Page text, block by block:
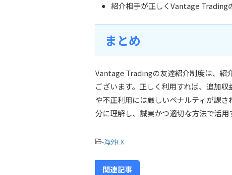
紹介相手が正しくVantage Trading
まとめ
Vantage Tradingの友達紹介制度は、紹
ございます。正しく利用すれば、追加
や不正利用には厳しいペナルティが課
分に理解し、誠実かつ適切な方法で活用
-海外FX
関連記事